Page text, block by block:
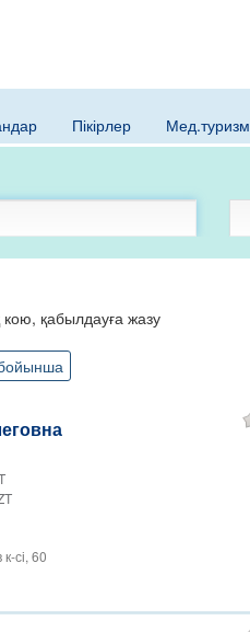
Пікірлер Мед.туризм
кою, қабылдауға жазу
сі, 60